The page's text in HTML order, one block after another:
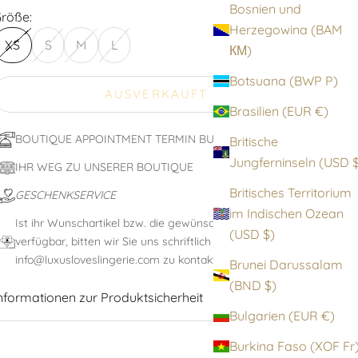
Bosnien und
Herzegowina (BAM
КМ)
Botsuana (BWP P)
Brasilien (EUR €)
Britische
Britisches Territorium
im Indischen Ozean
(USD $)
Brunei Darussalam
(BND $)
Bulgarien (EUR €)
Burkina Faso
XS
S M L
AUSVERKAUFT
BOUTIQUE APPOINTMENT TERMIN BUCHEN
IHR WEG ZU UNSERER BOUTIQUE
GESCHENKSERVICE
Ist ihr Wunschartikel bzw. die gewünschte Größe nicht
verfügbar, bitten wir Sie uns schriftlich unter:
info@luxusloveslingerie.com zu kontaktieren
zur Produktsicherheit